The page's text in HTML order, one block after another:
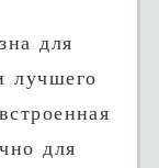
для
лучшего
для